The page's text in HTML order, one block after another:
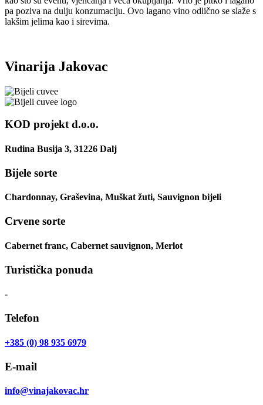
pa poziva na dulju konzumaciju. Ovo lagano vino odlično se slaže s
lakšim jelima kao i sirevima.
Vinarija Jakovac
KOD projekt d.o.o.
Rudina Busija 3, 31226 Dalj
Bijele sorte
Chardonnay, Graševina, Muškat žuti, Sauvignon bijeli
Crvene sorte
Cabernet franc, Cabernet sauvignon, Merlot
Turistička ponuda
-
Telefon
+385 (0) 98 935 6979
E-mail
info@vinajakovac.hr